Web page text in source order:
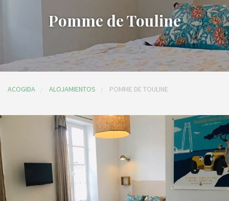
Pomme de Touline
ACOGIDA ALOJAMIENTOS POMME DE TOULINE